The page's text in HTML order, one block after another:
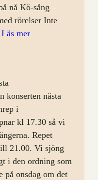
nå Kö-sång –
rörelser Inte
Läs mer:
augusti
konserten nästa
i
kl 17.30 så vi
Repet
21.00. Vi sjöng
i den ordning som
på onsdag om det